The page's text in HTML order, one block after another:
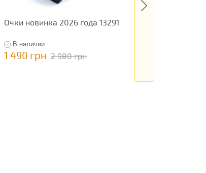
Очки новинка 2026 года 13291
В наличии
1 490 грн 2 980 грн